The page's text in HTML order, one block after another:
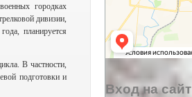
городках
дивизии,
планируется
В частности,
подготовки и
Вход на сайт